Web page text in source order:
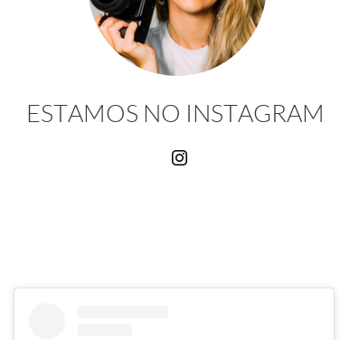
ESTAMOS NO INSTAGRAM